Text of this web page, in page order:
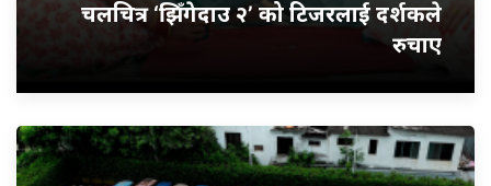
चलचित्र ‘झिँगेदाउ २’ को टिजरलाई दर्शकले
रुचाए